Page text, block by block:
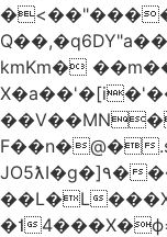
kmKm�
F��n�@�
JO5ƛI�ɡ�]٩��������r�㖭
��L�L
�˦